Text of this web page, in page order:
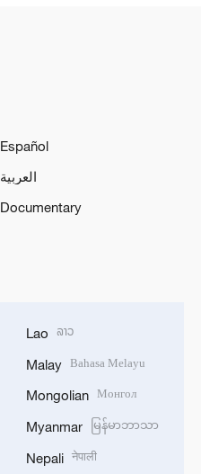
Español
العربية
Documentary
Lao ລາວ
Malay Bahasa Melayu
Mongolian Монгол
Myanmar မြန်မာဘာသာ
Nepali नेपाली